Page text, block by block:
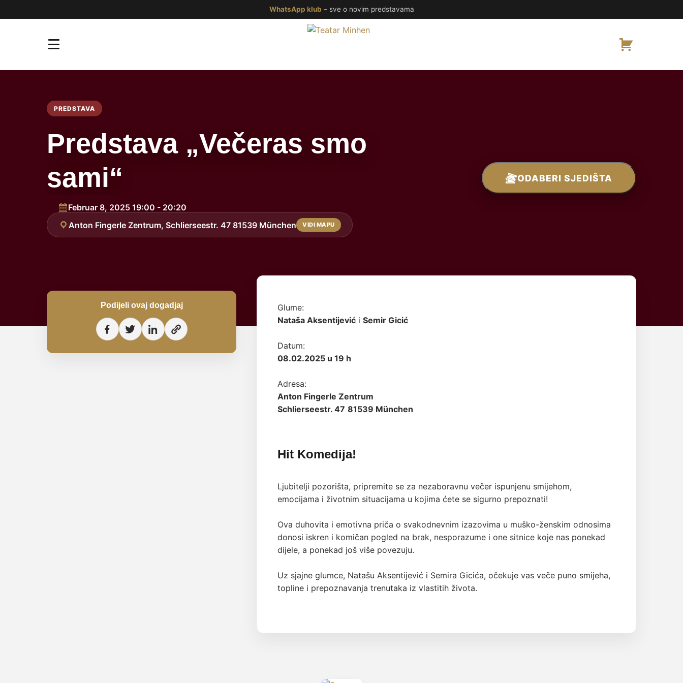
WhatsApp klub – sve o novim predstavama
PREDSTAVA
Predstava „Večeras smo
sami“
Februar 8, 2025 19:00 - 20:20
Anton Fingerle Zentrum, Schlierseestr. 47 81539 München
VIDI MAPU
ODABERI SJEDIŠTA
Podijeli ovaj dogadjaj
Glume:
Nataša Aksentijević iSemir Gicić
Datum:
08.02.2025 u 19 h
Adresa:
Anton Fingerle Zentrum
Schlierseestr. 47 81539 München
Hit Komedija!
Ljubitelji pozorišta, pripremite se za nezaboravnu večer ispunjenu smijehom,
emocijama i životnim situacijama u kojima ćete se sigurno prepoznati!
Ova duhovita i emotivna priča o svakodnevnim izazovima u muško-ženskim odnosima
donosi iskren i komičan pogled na brak, nesporazume i one sitnice koje nas ponekad
dijele, a ponekad još više povezuju.
Uz sjajne glumce, Natašu Aksentijević i Semira Gicića, očekuje vas veče puno smijeha,
topline i prepoznavanja trenutaka iz vlastitih života.